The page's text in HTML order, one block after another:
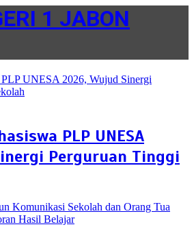
1 JABON
PLP UNESA
Perguruan Tinggi